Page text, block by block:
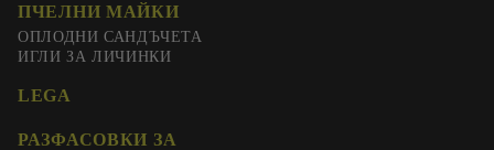
ПЧЕЛНИ МАЙКИ
ОПЛОДНИ САНДЪЧЕТА
ИГЛИ ЗА ЛИЧИНКИ
LEGA
РАЗФАСОВКИ ЗА